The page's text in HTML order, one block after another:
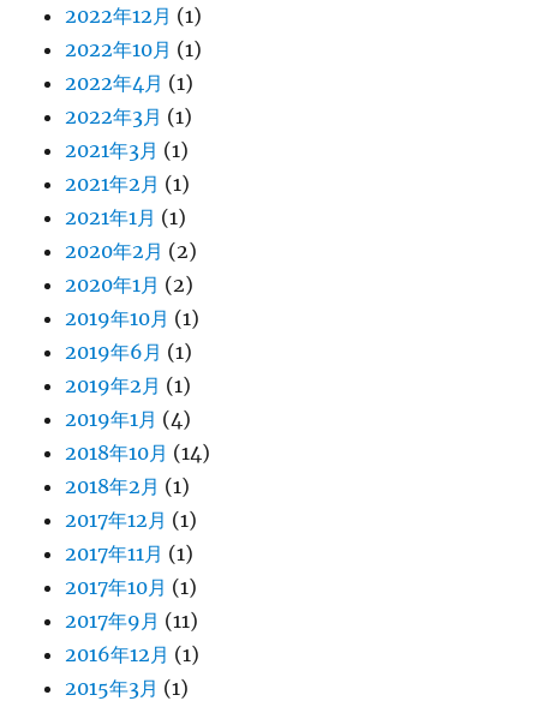
2022年12月 (1)
2022年10月 (1)
2022年4月 (1)
2022年3月 (1)
2021年3月 (1)
2021年2月 (1)
2021年1月 (1)
2020年2月 (2)
2020年1月 (2)
2019年10月 (1)
2019年6月 (1)
2019年2月 (1)
2019年1月 (4)
2018年10月 (14)
2018年2月 (1)
2017年12月 (1)
2017年11月 (1)
2017年10月 (1)
2017年9月 (11)
2016年12月 (1)
2015年3月 (1)